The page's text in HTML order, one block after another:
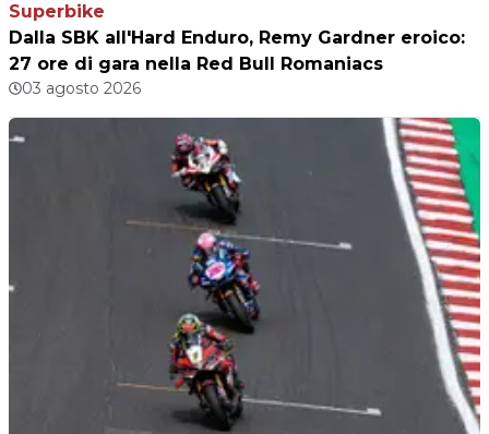
Superbike
Dalla SBK all'Hard Enduro, Remy Gardner eroico:
27 ore di gara nella Red Bull Romaniacs
03 agosto 2026